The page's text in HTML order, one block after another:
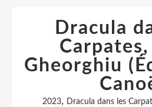
Dracula
Carpates,
Gheorghiu
2023, Dracula dans les